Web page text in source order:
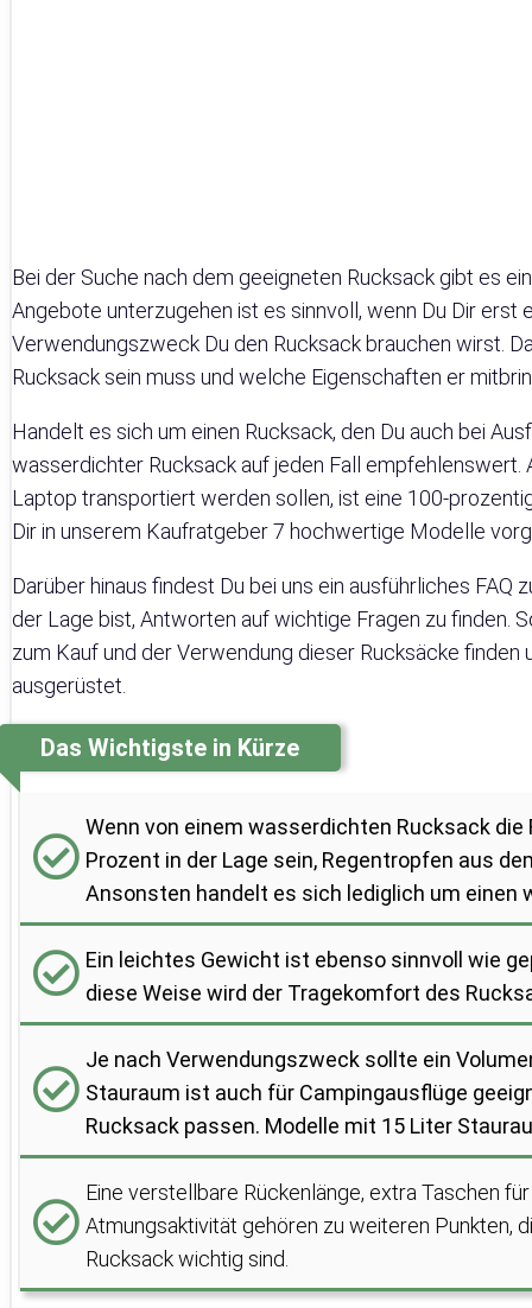
Bei der Suche nach dem geeigneten Rucksack gibt es
Angebote unterzugehen ist es sinnvoll, wenn Du Dir erst
Verwendungszweck Du den Rucksack brauchen wirst.
Rucksack sein muss und welche Eigenschaften er
Handelt es sich um einen Rucksack, den Du auch bei
wasserdichter Rucksack auf jeden Fall
Laptop transportiert werden sollen, ist eine 100-
Dir in unserem Kaufratgeber 7 hochwertige Modelle
Darüber hinaus findest Du bei uns ein ausführliches
der Lage bist, Antworten auf wichtige Fragen zu finden.
zum Kauf und der Verwendung dieser Rucksäcke finden
ausgerüstet.
Das Wichtigste in Kürze
Wenn von einem wasserdichten Rucksack
Prozent in der Lage sein, Regentropfen aus
Ansonsten handelt es sich lediglich um einen
Ein leichtes Gewicht ist ebenso sinnvoll wie
diese Weise wird der Tragekomfort des
Je nach Verwendungszweck sollte ein
Stauraum ist auch für Campingausflüge
Rucksack passen. Modelle mit 15 Liter
Eine verstellbare Rückenlänge, extra Taschen
Atmungsaktivität gehören zu weiteren Punkten,
Rucksack wichtig sind.